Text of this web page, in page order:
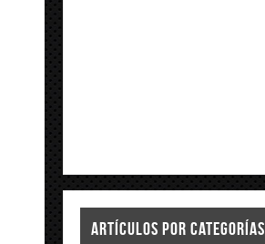
ARTÍCULOS POR CATEGORÍAS